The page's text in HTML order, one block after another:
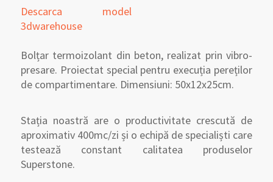
Descarca model
3dwarehouse
Bolțar termoizolant din beton, realizat prin vibro-
presare. Proiectat special pentru execuția pereților
de compartimentare. Dimensiuni: 50x12x25cm.
Stația noastră are o productivitate crescută de
aproximativ 400mc/zi și o echipă de specialiști care
testează constant calitatea produselor
Superstone.